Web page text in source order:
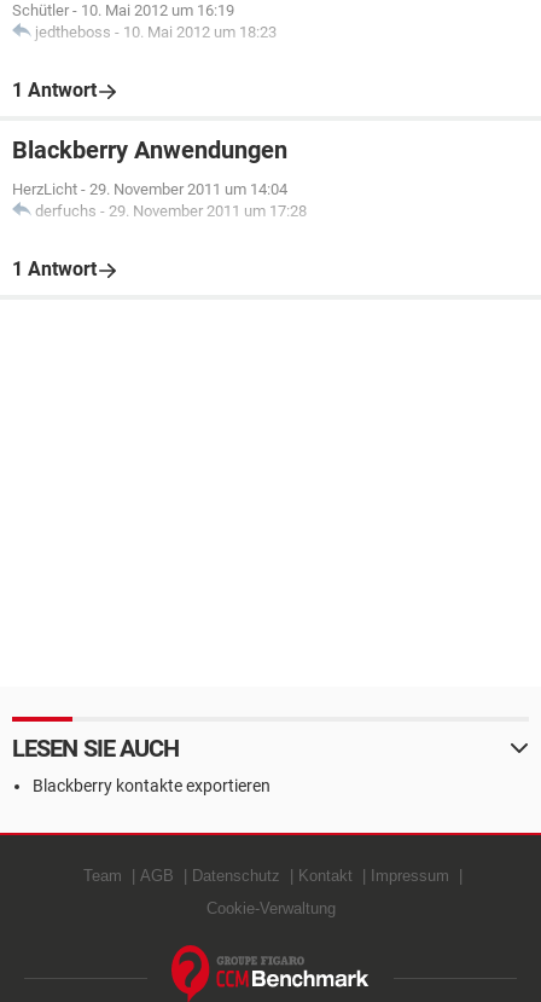
Schütler - 10. Mai 2012 um 16:19
jedtheboss - 10. Mai 2012 um 18:23
1 Antwort
Blackberry Anwendungen
HerzLicht - 29. November 2011 um 14:04
derfuchs - 29. November 2011 um 17:28
1 Antwort
LESEN SIE AUCH
Blackberry kontakte exportieren
Team AGB Datenschutz Kontakt
Impressum
Cookie-Verwaltung